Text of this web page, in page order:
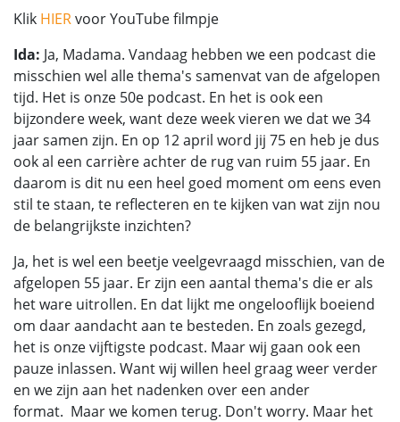
Klik HIERvoor YouTube filmpje
Ida: Ja, Madama. Vandaag hebben we een podcast die
misschien wel alle thema's samenvat van de afgelopen
tijd. Het is onze 50e podcast. En het is ook een
bijzondere week, want deze week vieren we dat we 34
jaar samen zijn. En op 12 april word jij 75 en heb je dus
ook al een carrière achter de rug van ruim 55 jaar. En
daarom is dit nu een heel goed moment om eens even
stil te staan, te reflecteren en te kijken van wat zijn nou
de belangrijkste inzichten?
Ja, het is wel een beetje veelgevraagd misschien, van de
afgelopen 55 jaar. Er zijn een aantal thema's die er als
het ware uitrollen. En dat lijkt me ongelooflijk boeiend
om daar aandacht aan te besteden. En zoals gezegd,
het is onze vijftigste podcast. Maar wij gaan ook een
pauze inlassen. Want wij willen heel graag weer verder
en we zijn aan het nadenken over een ander
format. Maar we komen terug. Don't worry. Maar het